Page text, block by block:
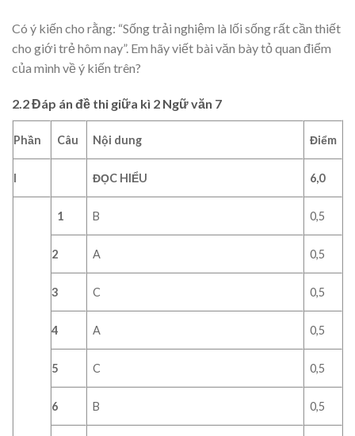
Có ý kiến cho rằng: “Sống trải nghiệm là lối sống rất cần thiết
cho giới trẻ hôm nay”. Em hãy viết bài văn bày tỏ quan điểm
của mình về ý kiến trên?
2.2 Đáp án đề thi giữa kì 2 Ngữ văn 7
Phần Câu Nội dung Điểm
I ĐỌC HIỂU 6,0
1 B 0,5
2 A 0,5
3 C 0,5
4 A 0,5
5 C 0,5
6 B 0,5